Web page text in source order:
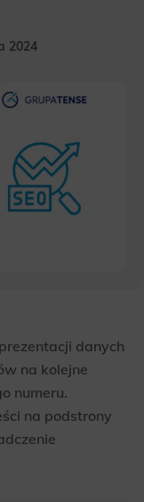
2024
danych
na kolejne
numeru.
na podstrony